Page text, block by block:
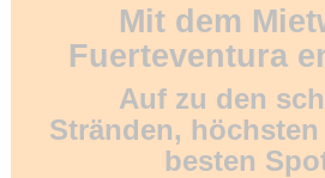
Mit dem
Fuerteventura
Auf zu den
Stränden,
besten